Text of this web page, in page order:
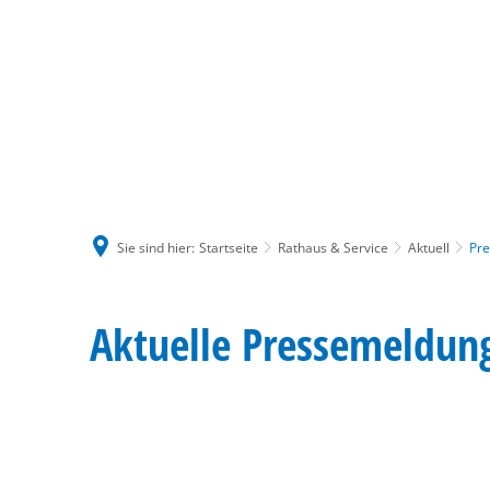
Sie sind hier: Startseite Rathaus & Service Aktuell
Pressemeldungen
Aktuelle